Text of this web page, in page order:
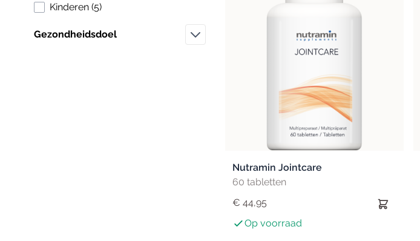
Kinderen (5products available
)
Gezondheidsdoel
Nutramin Jointcare
60 tabletten
€ 44,95
Op voorraad